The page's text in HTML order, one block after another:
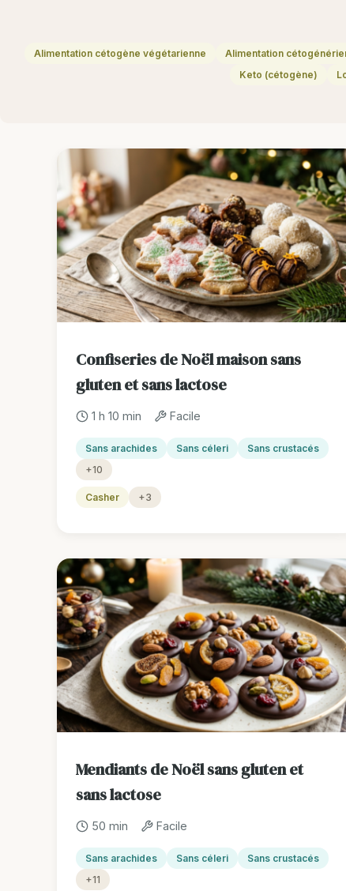
Alimentation cétogène végétarienne Alimentation
Keto (cétogène)
Confiseries de Noël maison sans
gluten et sans lactose
1 h 10 min Facile
Sans arachides Sans céleri
Sans crustacés
+10
Casher +3
Mendiants de Noël sans gluten et
sans lactose
50 min Facile
Sans arachides Sans céleri
Sans crustacés
+11